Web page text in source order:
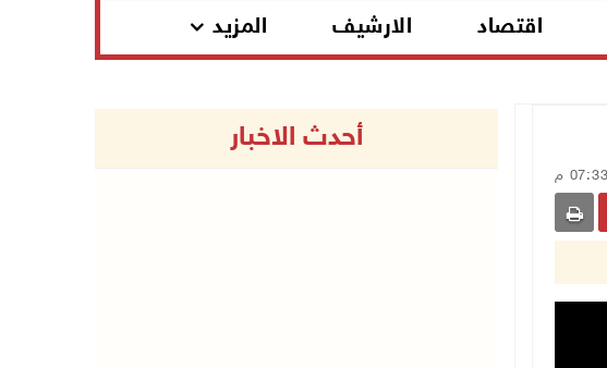
اقتصاد الارشيف المزيد
أحدث الاخبار